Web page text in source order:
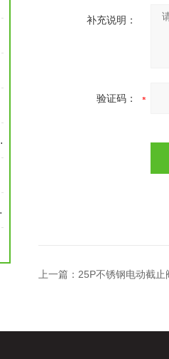
门挡板用
防爆
补充说明：
验证码：
上一篇： 25P不锈钢电动截止